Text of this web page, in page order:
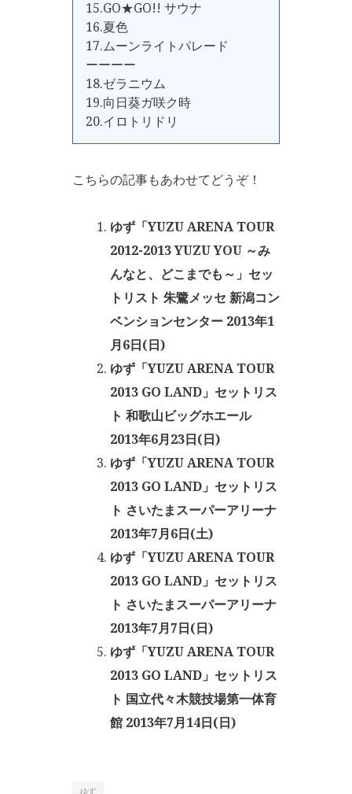
15.GO★GO!! サウナ
16.夏色
17.ムーンライトパレード
ーーーー
18.ゼラニウム
19.向日葵ガ咲ク時
20.イロトリドリ
こちらの記事もあわせてどうぞ！
ゆず「YUZU ARENA TOUR
2012-2013 YUZU YOU ～み
んなと、どこまでも～」セッ
トリスト 朱鷺メッセ 新潟コン
ベンションセンター 2013年1
月6日(日)
ゆず「YUZU ARENA TOUR
2013 GO LAND」セットリス
ト 和歌山ビッグホエール
2013年6月23日(日)
ゆず「YUZU ARENA TOUR
2013 GO LAND」セットリス
ト さいたまスーパーアリーナ
2013年7月6日(土)
ゆず「YUZU ARENA TOUR
2013 GO LAND」セットリス
ト さいたまスーパーアリーナ
2013年7月7日(日)
ゆず「YUZU ARENA TOUR
2013 GO LAND」セットリス
ト 国立代々木競技場第一体育
館 2013年7月14日(日)
ゆず